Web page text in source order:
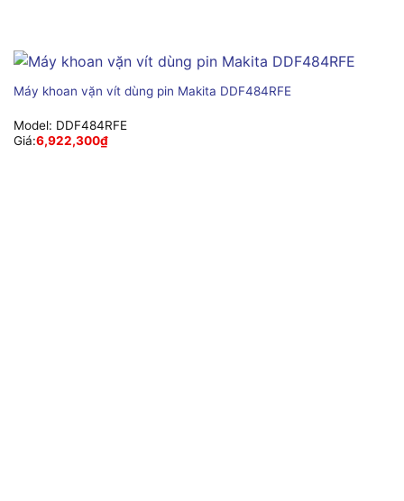
Máy khoan vặn vít dùng pin Makita DDF484RFE
Model: DDF484RFE
Giá:6,922,300₫